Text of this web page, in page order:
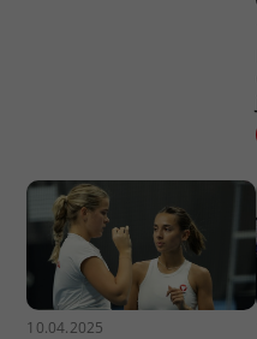
10.04.2025